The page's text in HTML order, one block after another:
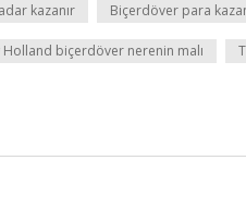
kazanır Biçerdöver para
Holland biçerdöver nerenin malı